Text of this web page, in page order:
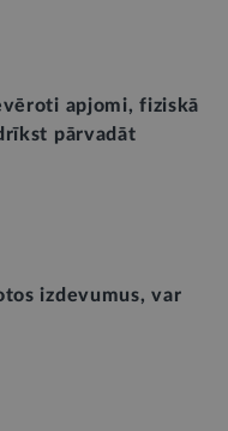
apjomi, fiziskā
pārvadāt
izdevumus, var